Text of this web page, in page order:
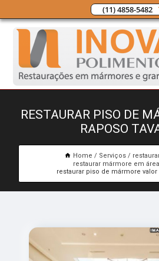
(11) 4858-5482
RESTAURAR PISO DE
RAPOSO
Home Serviços
restaurar mármore em
restaurar piso de mármore valor